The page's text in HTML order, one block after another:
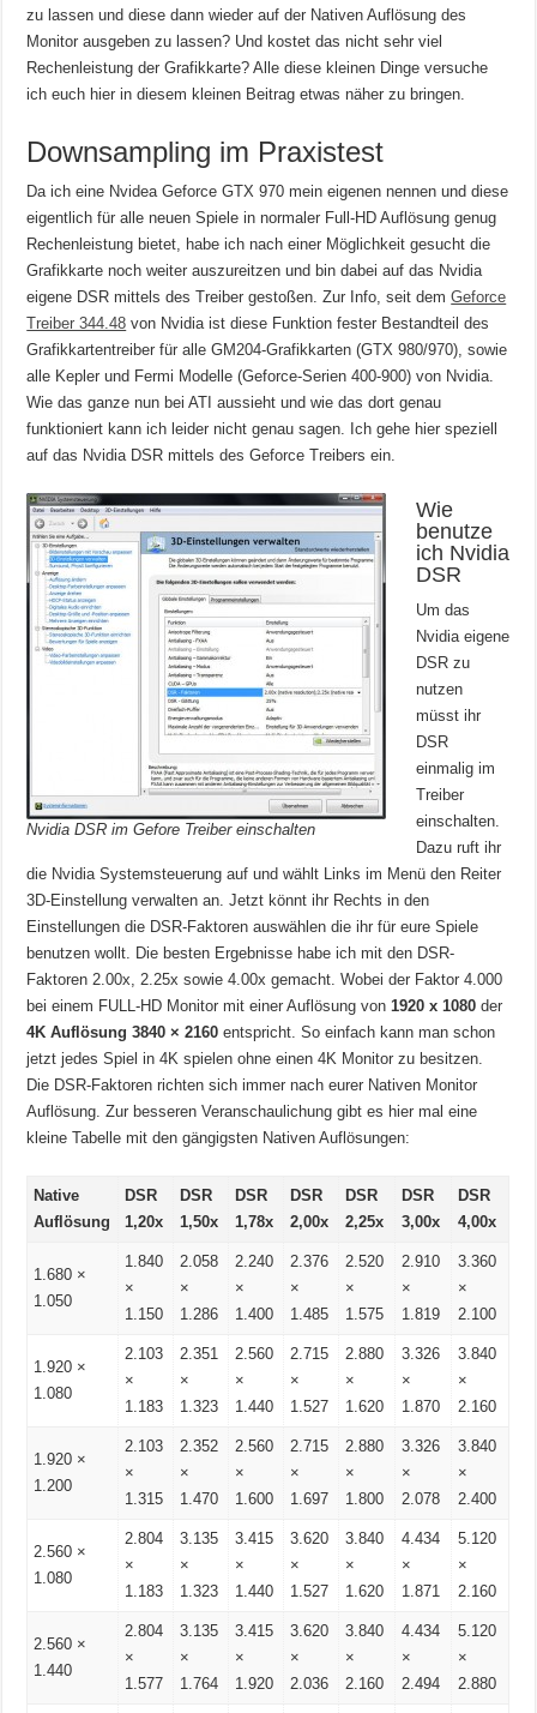
zu lassen und diese dann wieder auf der Nativen Auflösung des
Monitor ausgeben zu lassen? Und kostet das nicht sehr viel
Rechenleistung der Grafikkarte? Alle diese kleinen Dinge versuche
ich euch hier in diesem kleinen Beitrag etwas näher zu bringen.
Downsampling im Praxistest
Da ich eine Nvidea Geforce GTX 970 mein eigenen nennen und diese
eigentlich für alle neuen Spiele in normaler Full-HD Auflösung genug
Rechenleistung bietet, habe ich nach einer Möglichkeit gesucht die
Grafikkarte noch weiter auszureitzen und bin dabei auf das Nvidia
eigene DSR mittels des Treiber gestoßen. Zur Info, seit demGeforce
Treiber 344.48 von Nvidia ist diese Funktion fester Bestandteil des
Grafikkartentreiber für alle GM204-Grafikkarten (GTX 980/970), sowie
alle Kepler und Fermi Modelle (Geforce-Serien 400-900) von Nvidia.
Wie das ganze nun bei ATI aussieht und wie das dort genau
funktioniert kann ich leider nicht genau sagen. Ich gehe hier speziell
auf das Nvidia DSR mittels des Geforce Treibers ein.
Nvidia DSR im Gefore Treiber einschalten
Wie
benutze
ich Nvidia
DSR
Um das
Nvidia eigene
DSR zu
nutzen
müsst ihr
DSR
einmalig im
Treiber
einschalten.
Dazu ruft ihr
die Nvidia Systemsteuerung auf und wählt Links im Menü den Reiter
3D-Einstellung verwalten an. Jetzt könnt ihr Rechts in den
Einstellungen die DSR-Faktoren auswählen die ihr für eure Spiele
benutzen wollt. Die besten Ergebnisse habe ich mit den DSR-
Faktoren 2.00x, 2.25x sowie 4.00x gemacht. Wobei der Faktor 4.000
bei einem FULL-HD Monitor mit einer Auflösung von1920 x 1080 der
4K Auflösung 3840 × 2160 entspricht. So einfach kann man schon
jetzt jedes Spiel in 4K spielen ohne einen 4K Monitor zu besitzen.
Die DSR-Faktoren richten sich immer nach eurer Nativen Monitor
Auflösung. Zur besseren Veranschaulichung gibt es hier mal eine
kleine Tabelle mit den gängigsten Nativen Auflösungen:
Native
Auflösung
DSR
1,20x
DSR
1,50x
DSR
1,78x
DSR
2,00x
DSR
2,25x
DSR
3,00x
DSR
4,00x
1.680 ×
1.050
1.840
×
1.150
2.058
×
1.286
2.240
×
1.400
2.376
×
1.485
2.520
×
1.575
2.910
×
1.819
3.360
×
2.100
1.920 ×
1.080
2.103
×
1.183
2.351
×
1.323
2.560
×
1.440
2.715
×
1.527
2.880
×
1.620
3.326
×
1.870
3.840
×
2.160
1.920 ×
1.200
2.103
×
1.315
2.352
×
1.470
2.560
×
1.600
2.715
×
1.697
2.880
×
1.800
3.326
×
2.078
3.840
×
2.400
2.560 ×
1.080
2.804
×
1.183
3.135
×
1.323
3.415
×
1.440
3.620
×
1.527
3.840
×
1.620
4.434
×
1.871
5.120
×
2.160
2.560 ×
1.440
2.804
×
1.577
3.135
×
1.764
3.415
×
1.920
3.620
×
2.036
3.840
×
2.160
4.434
×
2.494
5.120
×
2.880